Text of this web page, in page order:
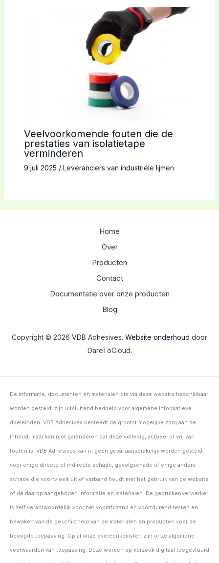
Veelvoorkomende fouten die de
prestaties van isolatietape
verminderen
9 juli 2025 / Leveranciers van industriële lijmen
Home
Over
Producten
Contact
Documentatie over onze producten
Blog
Copyright © 2026 VDB Adhesives. Website onderhoud door
DareToCloud.
De informatie, documenten en materialen die via deze website beschikbaar
worden gesteld, zijn uitsluitend bedoeld voor algemene informatieve
doeleinden. VDB Adhesives besteedt de grootst mogelijke zorg aan de
inhoud, maar kan niet garanderen dat deze volledig, actueel of vrij van
fouten is. VDB Adhesives kan in geen geval aansprakelijk worden gesteld
voor enige directe of indirecte schade, gevolgschade of enige andere
schade die voortvloeit uit of verband houdt met het gebruik van de website
of de daarop aangeboden informatie en materialen. De gebruiker/verwerker
is zelf verantwoordelijk voor het voorafgaand en voortdurend testen en
bewaken van de geschiktheid van de materialen en producten voor de
beoogde toepassing. Op al onze overeenkomsten zijn onze algemene
voorwaarden van toepassing. Deze worden op verzoek digitaal toegestuurd